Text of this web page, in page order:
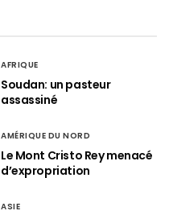
AFRIQUE
Soudan: un pasteur
assassiné
AMÉRIQUE DU NORD
Le Mont Cristo Rey menacé
d’expropriation
ASIE